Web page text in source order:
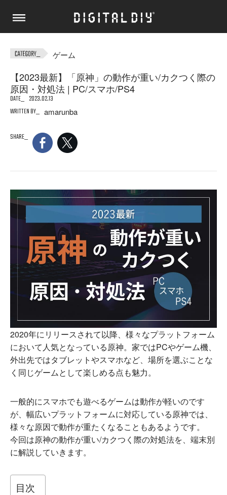
ゲーム
【2023最新】「原神」の動作が重い/カクつく際の
原因・対処法 | PC/スマホ/PS4
DATE
2023.02.13
WRITTEN BY
amarunba
SHARE
2020年にリリースされて以降、様々なプラットフォーム
において人気となっている原神。家ではPCやゲーム機、
外出先ではタブレットやスマホなど、場所を選ぶことな
く同じゲームとして楽しめる点も魅力。
一般的にスマホでも遊べるゲームは動作が軽いのです
が、幅広いプラットフォームに対応している原神では、
様々な原因で動作が重たくなることもあるようです。
今回は原神の動作が重い/カクつく際の対処法を、端末別
に解説していきます。
目次